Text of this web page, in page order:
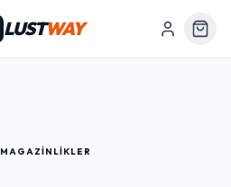
LUSTWAY
MAGAZINLIKLER